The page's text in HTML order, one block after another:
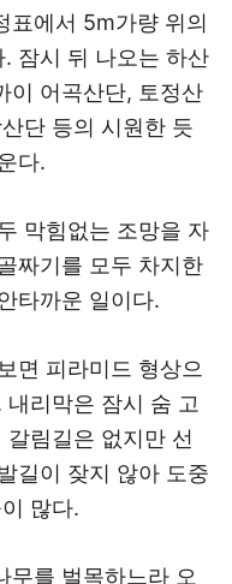
표에서 5m가량 위의
잠시 뒤 나오는 하산
이 어곡산단, 토정산
단 등의 시원한 듯
다.
막힘없는 조망을 자
짜기를 모두 차지한
타까운 일이다.
면 피라미드 형상으
리막은 잠시 숨 고
림길은 없지만 선
길이 잦지 않아 도중
많다.
무를 벌목하느라 오